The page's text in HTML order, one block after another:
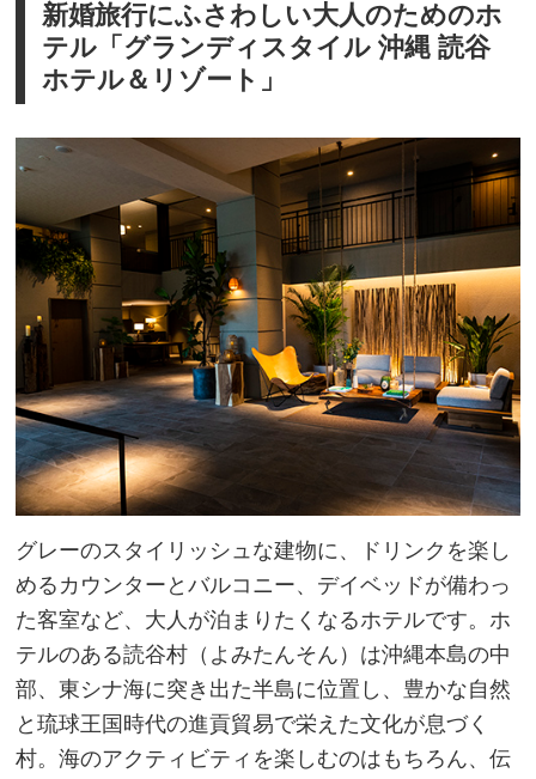
新婚旅行にふさわしい大人のためのホ
テル「グランディスタイル 沖縄 読谷
ホテル＆リゾート」
グレーのスタイリッシュな建物に、ドリンクを楽し
めるカウンターとバルコニー、デイベッドが備わっ
た客室など、大人が泊まりたくなるホテルです。ホ
テルのある読谷村（よみたんそん）は沖縄本島の中
部、東シナ海に突き出た半島に位置し、豊かな自然
と琉球王国時代の進貢貿易で栄えた文化が息づく
村。海のアクティビティを楽しむのはもちろん、伝